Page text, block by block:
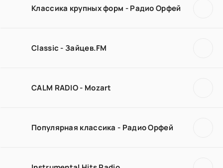
Классика крупных форм - Радио Орфей
Classic - Зайцев.FM
CALM RADIO - Mozart
Популярная классика - Радио Орфей